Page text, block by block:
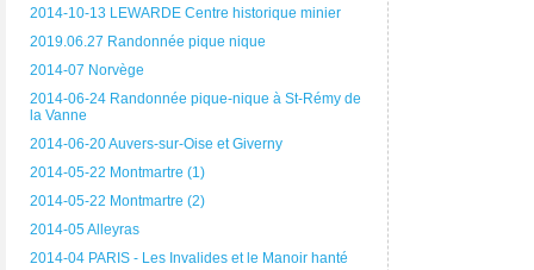
2014-10-13 LEWARDE Centre historique minier
2019.06.27 Randonnée pique nique
2014-07 Norvège
2014-06-24 Randonnée pique-nique à St-Rémy de
la Vanne
2014-06-20 Auvers-sur-Oise et Giverny
2014-05-22 Montmartre (1)
2014-05-22 Montmartre (2)
2014-05 Alleyras
2014-04 PARIS - Les Invalides et le Manoir hanté